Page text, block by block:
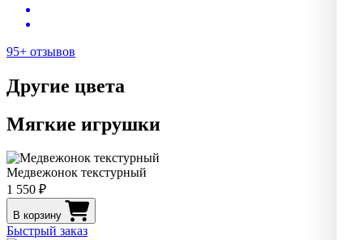
95+ отзывов
Другие цвета
Мягкие игрушки
Медвежонок текстурный
1 550 ₽
В корзину
Быстрый заказ